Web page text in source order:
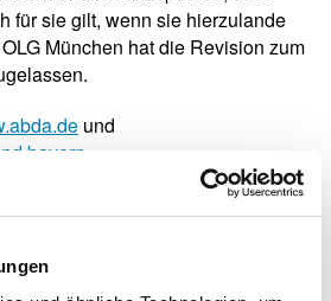
für sie gilt, wenn sie hierzulande
München hat die Revision zum
und